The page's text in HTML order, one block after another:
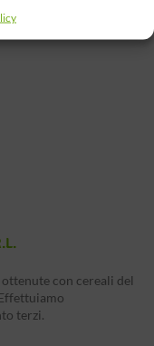
con cereali del
terzi.